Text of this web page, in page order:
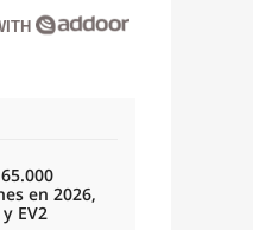
en 2026,
EV2